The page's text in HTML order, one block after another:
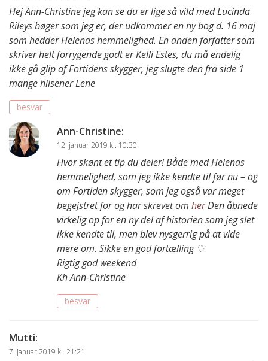
Hej Ann-Christine jeg kan se du er lige så vild med Lucinda
Rileys bøger som jeg er, der udkommer en ny bog d. 16 maj
som hedder Helenas hemmelighed. En anden forfatter som
skriver helt forrygende godt er Kelli Estes, du må endelig
ikke gå glip af Fortidens skygger, jeg slugte den fra side 1
mange hilsener Lene
besvar
Ann-Christine:
12. januar 2019 kl. 10:30
Hvor skønt et tip du deler! Både med Helenas
hemmelighed, som jeg ikke kendte til før nu – og
om Fortiden skygger, som jeg også var meget
begejstret for og har skrevet om herDen åbnede
virkelig op for en ny del af historien som jeg slet
ikke kendte til, men blev nysgerrig på at vide
mere om. Sikke en god fortælling ♡
Rigtig god weekend
Kh Ann-Christine
besvar
Mutti:
7. januar 2019 kl. 21:21